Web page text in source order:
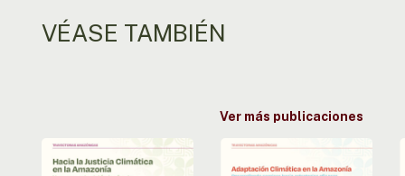
VÉASE TAMBIÉN
Ver más publicaciones
Camino
hacia
Adaptación
climática